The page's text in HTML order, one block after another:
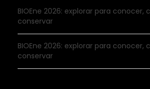
BIOEne 2026: explorar para conocer,
conservar
BIOEne 2026: explorar para conocer,
conservar